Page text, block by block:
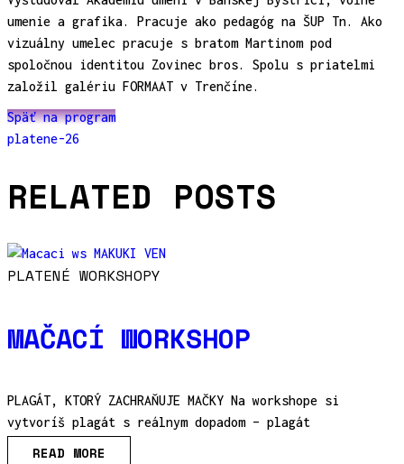
umenie a grafika. Pracuje ako pedagóg na ŠUP Tn. Ako
vizuálny umelec pracuje s bratom Martinom pod
spoločnou identitou Zovinec bros. Spolu s priatelmi
založil galériu FORMAAT v Trenčíne.
Späť na program
platene-26
RELATED POSTS
PLATENÉ WORKSHOPY
MAČACÍ WORKSHOP
PLAGÁT, KTORÝ ZACHRAŇUJE MAČKY Na workshope si
vytvoríš plagát s reálnym dopadom – plagát
READ MORE